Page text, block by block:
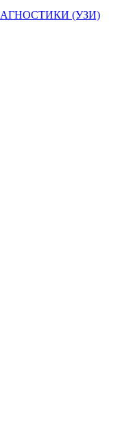
(УЗИ)